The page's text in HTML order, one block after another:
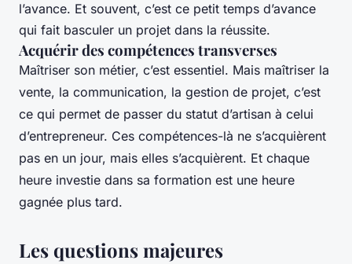
l’avance. Et souvent, c’est ce petit temps d’avance
qui fait basculer un projet dans la réussite.
Acquérir des compétences transverses
Maîtriser son métier, c’est essentiel. Mais maîtriser la
vente, la communication, la gestion de projet, c’est
ce qui permet de passer du statut d’artisan à celui
d’entrepreneur. Ces compétences-là ne s’acquièrent
pas en un jour, mais elles s’acquièrent. Et chaque
heure investie dans sa formation est une heure
gagnée plus tard.
Les questions majeures